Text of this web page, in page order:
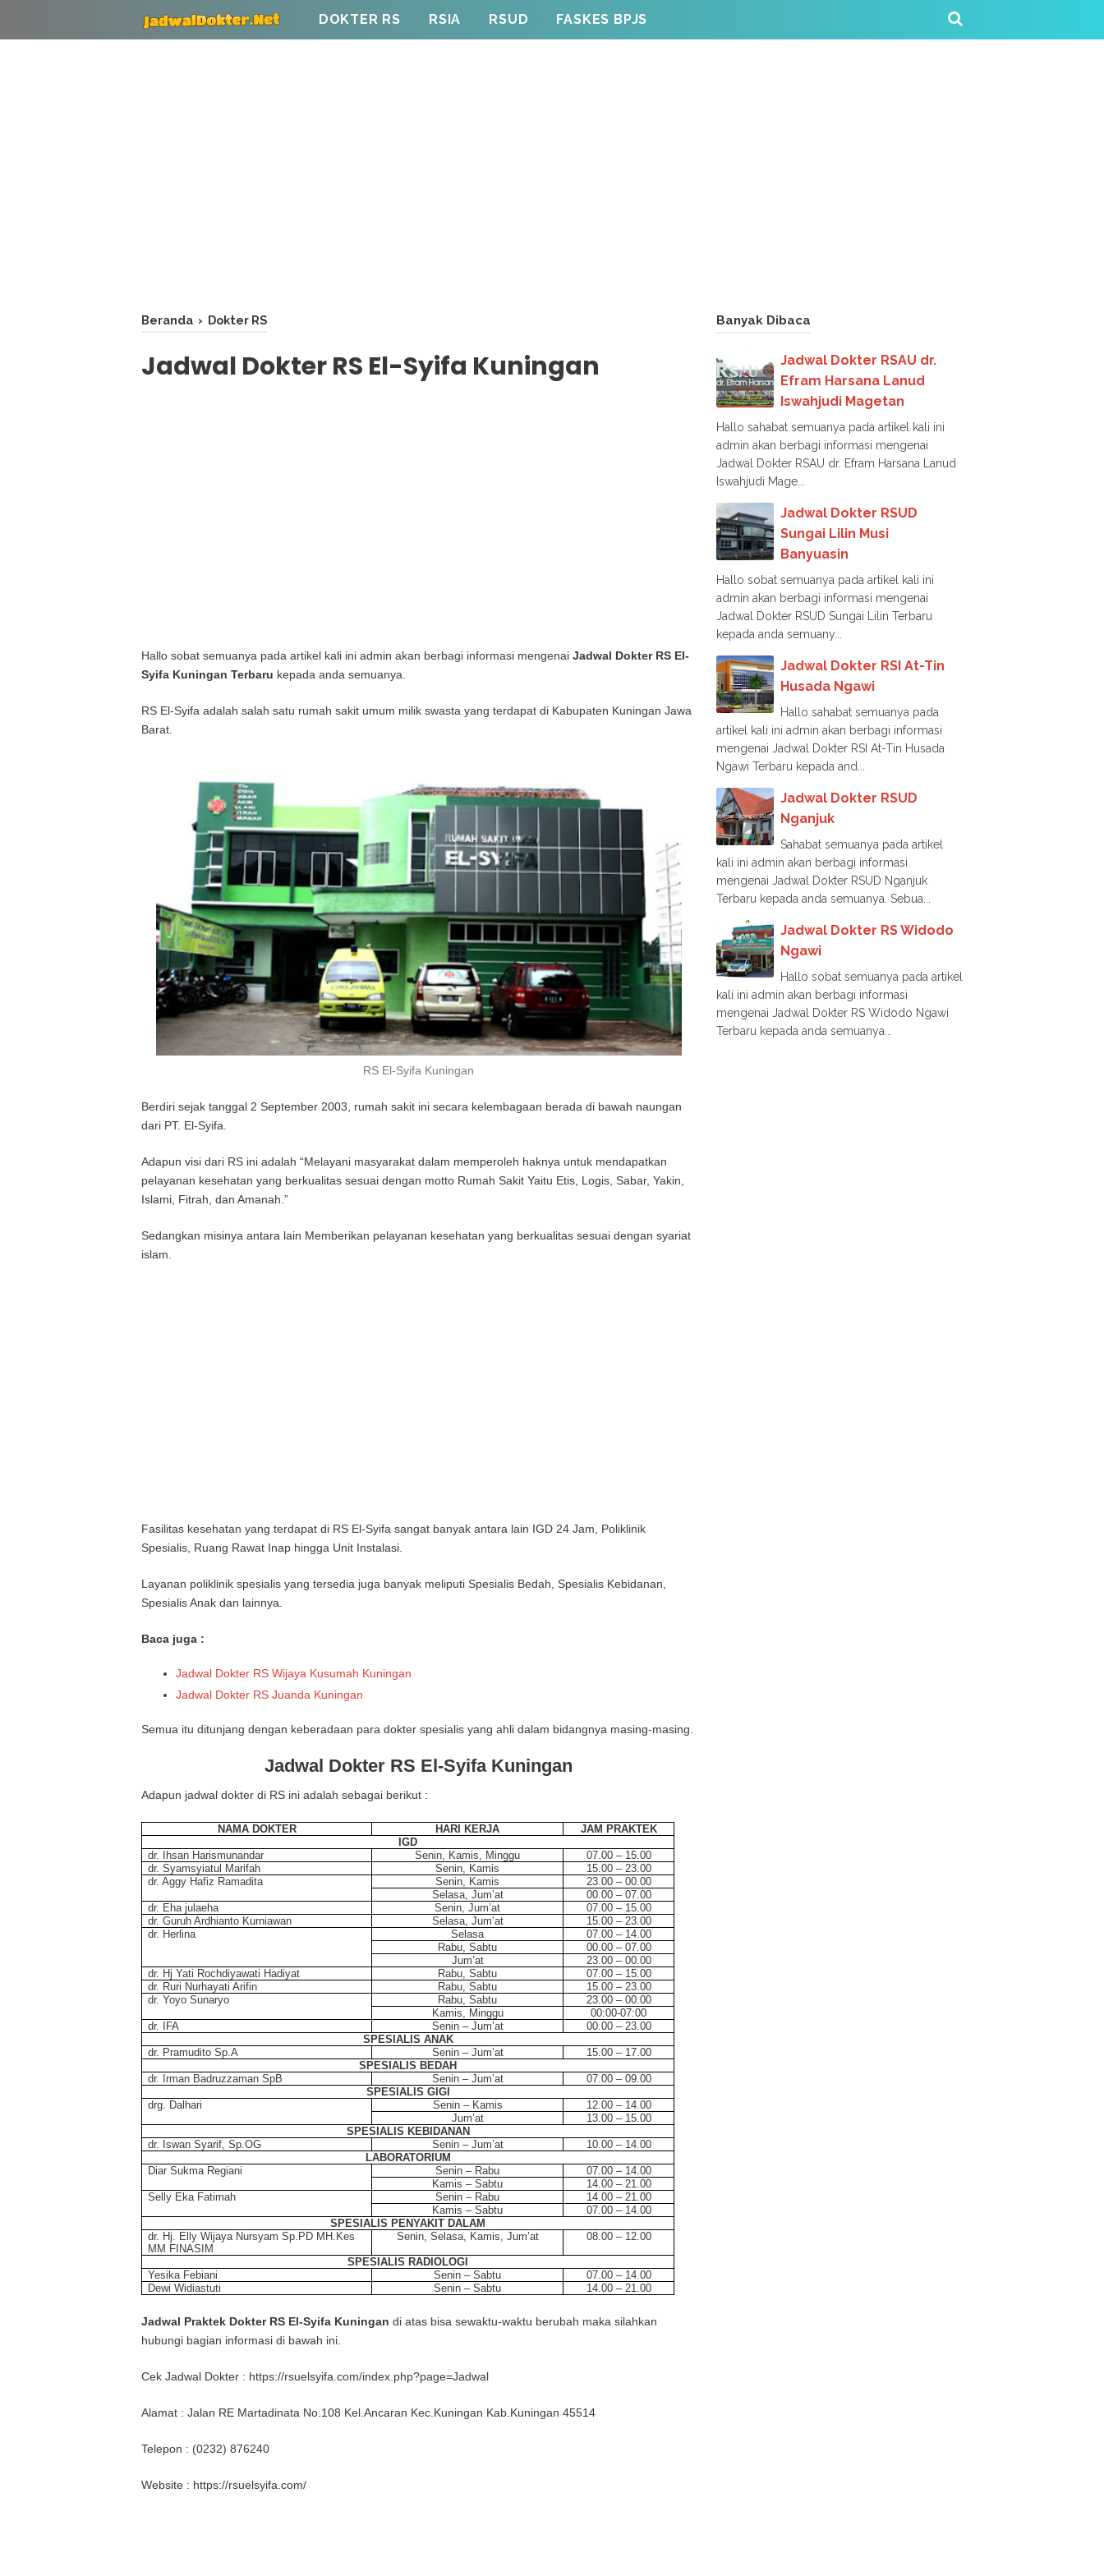
DOKTER RS RSIA RSUD FASKES BPJS
Beranda › Dokter RS
Jadwal Dokter RS El-Syifa Kuningan
Hallo sobat semuanya pada artikel kali ini admin akan berbagi informasi mengenai Jadwal Dokter RS El-
Syifa Kuningan Terbaru kepada anda semuanya.
RS El-Syifa adalah salah satu rumah sakit umum milik swasta yang terdapat di Kabupaten Kuningan Jawa
Barat.
RS El-Syifa Kuningan
Berdiri sejak tanggal 2 September 2003, rumah sakit ini secara kelembagaan berada di bawah naungan
dari PT. El-Syifa.
Adapun visi dari RS ini adalah “Melayani masyarakat dalam memperoleh haknya untuk mendapatkan
pelayanan kesehatan yang berkualitas sesuai dengan motto Rumah Sakit Yaitu Etis, Logis, Sabar, Yakin,
Islami, Fitrah, dan Amanah.”
Sedangkan misinya antara lain Memberikan pelayanan kesehatan yang berkualitas sesuai dengan syariat
islam.
Fasilitas kesehatan yang terdapat di RS El-Syifa sangat banyak antara lain IGD 24 Jam, Poliklinik
Spesialis, Ruang Rawat Inap hingga Unit Instalasi.
Layanan poliklinik spesialis yang tersedia juga banyak meliputi Spesialis Bedah, Spesialis Kebidanan,
Spesialis Anak dan lainnya.
Baca juga :
Jadwal Dokter RS Wijaya Kusumah Kuningan
Jadwal Dokter RS Juanda Kuningan
Semua itu ditunjang dengan keberadaan para dokter spesialis yang ahli dalam bidangnya masing-masing.
Jadwal Dokter RS El-Syifa Kuningan
Adapun jadwal dokter di RS ini adalah sebagai berikut :
NAMA DOKTER HARI KERJA
JAM PRAKTEK
IGD
dr. Ihsan Harismunandar
Senin, Kamis, Minggu
07.00 – 15.00
dr. Syamsyiatul Marifah
Senin, Kamis
15.00 – 23.00
dr. Aggy Hafiz Ramadita Senin, Kamis
23.00 – 00.00
Selasa, Jum’at
00.00 – 07.00
dr. Eha julaeha Senin, Jum’at
07.00 – 15.00
dr. Guruh Ardhianto Kurniawan Selasa, Jum’at
15.00 – 23.00
dr. Herlina Selasa
07.00 – 14.00
Rabu, Sabtu
00.00 – 07.00
Jum’at
23.00 – 00.00
dr. Hj Yati Rochdiyawati Hadiyat Rabu, Sabtu
07.00 – 15.00
dr. Ruri Nurhayati Arifin Rabu, Sabtu
15.00 – 23.00
dr. Yoyo Sunaryo Rabu, Sabtu
23.00 – 00.00
Kamis, Minggu
00:00-07:00
dr. IFA
Senin – Jum’at
00.00 – 23.00
SPESIALIS ANAK
dr. Pramudito Sp.A Senin – Jum’at
15.00 – 17.00
SPESIALIS BEDAH
dr. Irman Badruzzaman SpB Senin – Jum’at
07.00 – 09.00
SPESIALIS GIGI
drg. Dalhari Senin – Kamis
12.00 – 14.00
Jum’at
13.00 – 15.00
SPESIALIS KEBIDANAN
dr. Iswan Syarif, Sp.OG Senin – Jum’at
10.00 – 14.00
LABORATORIUM
Diar Sukma Regiani
Senin – Rabu
07.00 – 14.00
Kamis – Sabtu
14.00 – 21.00
Selly Eka Fatimah
Senin – Rabu
14.00 – 21.00
Kamis – Sabtu
07.00 – 14.00
SPESIALIS PENYAKIT DALAM
dr. Hj. Elly Wijaya Nursyam Sp.PD MH.Kes
MM FINASIM
Senin, Selasa, Kamis, Jum’at 08.00 – 12.00
SPESIALIS RADIOLOGI
Yesika Febiani
Senin – Sabtu
07.00 – 14.00
Dewi Widiastuti
Senin – Sabtu 14.00 – 21.00
Jadwal Praktek Dokter RS El-Syifa Kuningan di atas bisa sewaktu-waktu berubah maka silahkan
hubungi bagian informasi di bawah ini.
Cek Jadwal Dokter : https://rsuelsyifa.com/index.php?page=Jadwal
Alamat : Jalan RE Martadinata No.108 Kel.Ancaran Kec.Kuningan Kab.Kuningan 45514
Telepon : (0232) 876240
Website : https://rsuelsyifa.com/
Banyak Dibaca
Jadwal Dokter RSAU dr.
Efram Harsana Lanud
Iswahjudi Magetan
Hallo sahabat semuanya pada artikel kali ini
admin akan berbagi informasi mengenai
Jadwal Dokter RSAU dr. Efram Harsana Lanud
Iswahjudi Mage...
Jadwal Dokter RSUD
Sungai Lilin Musi
Banyuasin
Hallo sobat semuanya pada artikel kali ini
admin akan berbagi informasi mengenai
Jadwal Dokter RSUD Sungai Lilin Terbaru
kepada anda semuany...
Jadwal Dokter RSI At-Tin
Husada Ngawi
Hallo sahabat semuanya pada
artikel kali ini admin akan berbagi informasi
mengenai Jadwal Dokter RSI At-Tin Husada
Ngawi Terbaru kepada and...
Jadwal Dokter RSUD
Nganjuk
Sahabat semuanya pada artikel
kali ini admin akan berbagi informasi
mengenai Jadwal Dokter RSUD Nganjuk
Terbaru kepada anda semuanya. Sebua...
Jadwal Dokter RS Widodo
Ngawi
Hallo sobat semuanya pada artikel
kali ini admin akan berbagi informasi
mengenai Jadwal Dokter RS Widodo Ngawi
Terbaru kepada anda semuanya...